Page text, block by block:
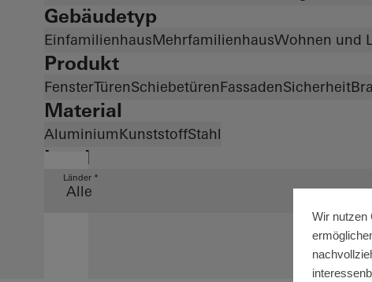
Gebäudetyp
EinfamilienhausMehrfamilienhausWohnen und
Produkt
FensterTürenSchiebetürenFassadenSicherheit
Material
AluminiumKunststoffStahl
Land
Länder *
Wir nutzen